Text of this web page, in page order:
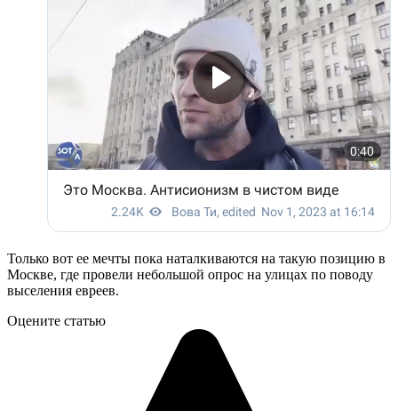
Только вот ее мечты пока наталкиваются на такую позицию в
Москве, где провели небольшой опрос на улицах по поводу
выселения евреев.
Оцените статью